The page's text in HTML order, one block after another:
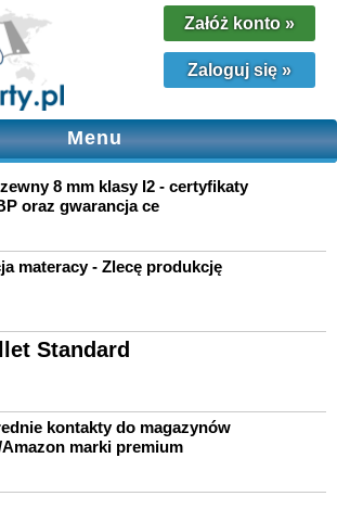
Załóż konto »
Zaloguj się»
Menu
8 mm klasy I2 - certyfikaty
oraz gwarancja ce
materacy - Zlecę produkcję
Standard
kontakty do magazynów
marki premium